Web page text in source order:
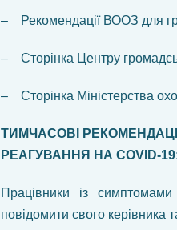
– Рекомендації ВООЗ для
– Сторінка Центру
– Сторінка Міністерства
ТИМЧАСОВІ РЕКОМЕНДАЦІЇ
РЕАГУВАННЯ НА СОVID-
Працівники із
повідомити свого керівника